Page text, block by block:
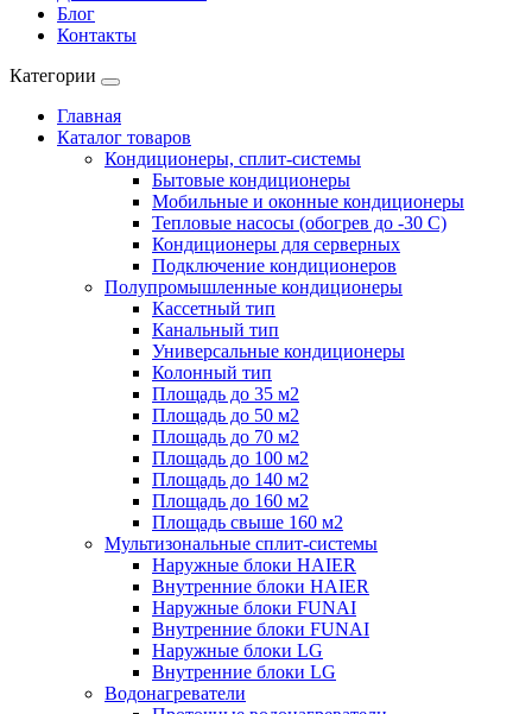
Блог
Контакты
Категории
Главная
Каталог товаров
Кондиционеры, сплит-системы
Бытовые кондиционеры
Мобильные и оконные кондиционеры
Тепловые насосы (обогрев до -30 C)
Кондиционеры для серверных
Подключение кондиционеров
Полупромышленные кондиционеры
Кассетный тип
Канальный тип
Универсальные кондиционеры
Колонный тип
Площадь до 35 м2
Площадь до 50 м2
Площадь до 70 м2
Площадь до 100 м2
Площадь до 140 м2
Площадь до 160 м2
Площадь свыше 160 м2
Мультизональные сплит-системы
Наружные блоки HAIER
Внутренние блоки HAIER
Hаружные блоки FUNAI
Внутренние блоки FUNAI
Наружные блоки LG
Внутренние блоки LG
Водонагреватели